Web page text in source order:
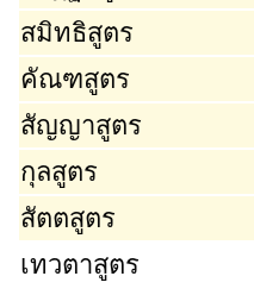
สมิทธิสูตร
คัณฑสูตร
สัญญาสูตร
กุลสูตร
สัตตสูตร
เทวตาสูตร